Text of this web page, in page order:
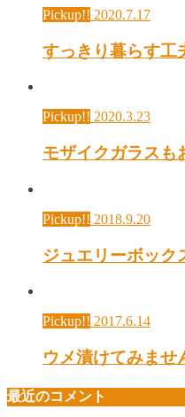
Pickup!! 2020.7.17
すっきり暮らす工
Pickup!! 2020.3.23
モザイクガラスも
Pickup!! 2018.9.20
ジュエリーボック
Pickup!! 2017.6.14
ウメ漬けてみませ
最近のコメント